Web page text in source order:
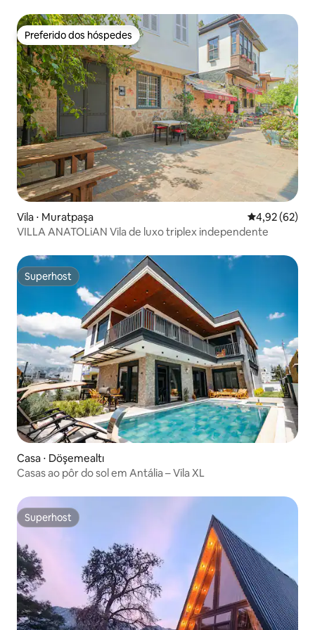
Preferido dos hóspedes
Preferido dos hóspedes
Vila ⋅ Muratpaşa 4,92 de uma
4,92 (62)
VILLA ANATOLiAN Vila de luxo triplex independente
Superhost
Superhost
Casa ⋅ Döşemealtı
Casas ao pôr do sol em Antália – Vila XL
Superhost
Superhost